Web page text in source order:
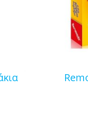
remoundo επιτραπέζιο